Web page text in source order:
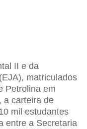
II e da
matriculados
Petrolina em
a carteira de
mil estudantes
entre a Secretaria